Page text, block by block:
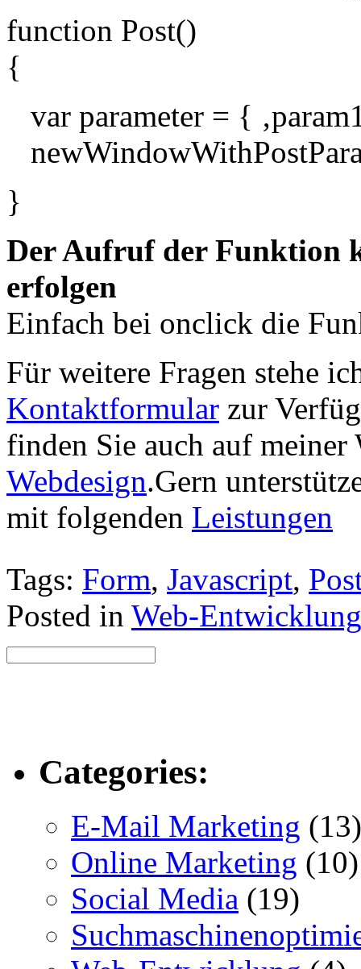
function Post()
{
var parameter = {
}
Der Aufruf der Funktion
erfolgen
Einfach bei onclick die
Für weitere Fragen stehe
Kontaktformular zur
finden Sie auch auf meiner
Webdesign.Gern
mit folgenden Leistungen
Tags: Form, Javascript,
Posted in Web-Entwicklung
Categories:
E-Mail Marketing (13)
Online Marketing (10)
Social Media (19)